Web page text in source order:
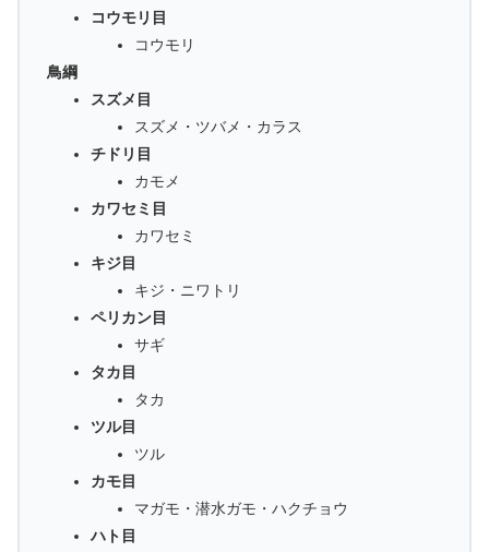
コウモリ目
コウモリ
鳥綱
スズメ目
スズメ・ツバメ・カラス
チドリ目
カモメ
カワセミ目
カワセミ
キジ目
キジ・ニワトリ
ペリカン目
サギ
タカ目
タカ
ツル目
ツル
カモ目
マガモ・潜水ガモ・ハクチョウ
ハト目